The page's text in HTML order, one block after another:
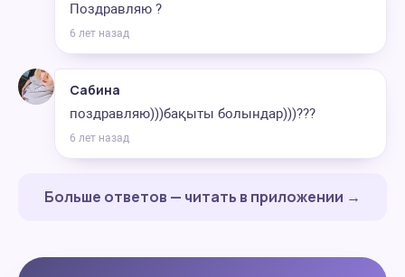
Поздравляю ?
6 лет назад
Сабина
поздравляю)))бақыты болындар)))???
6 лет назад
Больше ответов — читать в приложении →